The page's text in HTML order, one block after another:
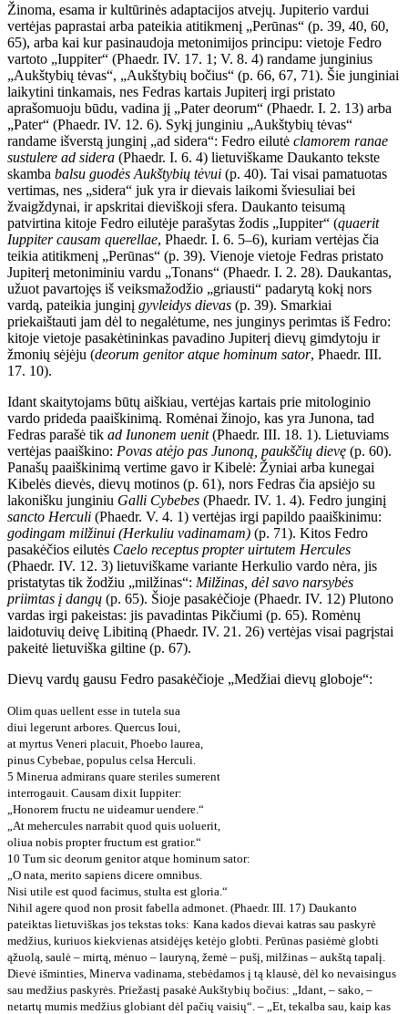
Žinoma, esama ir kultūrinės adaptacijos atvejų. Jupiterio vardui
vertėjas paprastai arba pateikia atitikmenį „Perūnas“ (p. 39, 40, 60,
65), arba kai kur pasinaudoja metonimijos principu: vietoje Fedro
vartoto „Iuppiter“ (Phaedr. IV. 17. 1; V. 8. 4) randame junginius
„Aukštybių tėvas“, „Aukštybių bočius“ (p. 66, 67, 71). Šie junginiai
laikytini tinkamais, nes Fedras kartais Jupiterį irgi pristato
aprašomuoju būdu, vadina jį „Pater deorum“ (Phaedr. I. 2. 13) arba
„Pater“ (Phaedr. IV. 12. 6). Sykį junginiu „Aukštybių tėvas“
randame išverstą junginį „ad sidera“: Fedro eilutė clamorem ranae
sustulere ad sidera (Phaedr. I. 6. 4) lietuviškame Daukanto tekste
skamba balsu guodės Aukštybių tėvui (p. 40). Tai visai pamatuotas
vertimas, nes „sidera“ juk yra ir dievais laikomi šviesuliai bei
žvaigždynai, ir apskritai dieviškoji sfera. Daukanto teisumą
patvirtina kitoje Fedro eilutėje parašytas žodis „Iuppiter“ (quaerit
Iuppiter causam querellae, Phaedr. I. 6. 5–6), kuriam vertėjas čia
teikia atitikmenį „Perūnas“ (p. 39). Vienoje vietoje Fedras pristato
Jupiterį metoniminiu vardu „Tonans“ (Phaedr. I. 2. 28). Daukantas,
užuot pavartojęs iš veiksmažodžio „griausti“ padarytą kokį nors
vardą, pateikia junginį gyvleidys dievas (p. 39). Smarkiai
priekaištauti jam dėl to negalėtume, nes junginys perimtas iš Fedro:
kitoje vietoje pasakėtininkas pavadino Jupiterį dievų gimdytoju ir
žmonių sėjėju (deorum genitor atque hominum sator, Phaedr. III.
17. 10).
Idant skaitytojams būtų aiškiau, vertėjas kartais prie mitologinio
vardo prideda paaiškinimą. Romėnai žinojo, kas yra Junona, tad
Fedras parašė tik ad Iunonem uenit(Phaedr. III. 18. 1). Lietuviams
vertėjas paaiškino: Povas atėjo pas Junoną, paukščių dievę (p. 60).
Panašų paaiškinimą vertime gavo ir Kibelė: Žyniai arba kunegai
Kibelės dievės, dievų motinos (p. 61), nors Fedras čia apsiėjo su
lakonišku junginiu Galli Cybebes (Phaedr. IV. 1. 4). Fedro junginį
sancto Herculi (Phaedr. V. 4. 1) vertėjas irgi papildo paaiškinimu:
godingam milžinui (Herkuliu vadinamam) (p. 71). Kitos Fedro
pasakėčios eilutės Caelo receptus propter uirtutem Hercules
(Phaedr. IV. 12. 3) lietuviškame variante Herkulio vardo nėra, jis
pristatytas tik žodžiu „milžinas“: Milžinas, dėl savo narsybės
priimtas į dangų (p. 65). Šioje pasakėčioje (Phaedr. IV. 12) Plutono
vardas irgi pakeistas: jis pavadintas Pikčiumi (p. 65). Romėnų
laidotuvių deivę Libitiną (Phaedr. IV. 21. 26) vertėjas visai pagrįstai
pakeitė lietuviška giltine (p. 67).
Dievų vardų gausu Fedro pasakėčioje „Medžiai dievų globoje“:
Olim quas uellent esse in tutela sua
diui legerunt arbores. Quercus Ioui,
at myrtus Veneri placuit, Phoebo laurea,
pinus Cybebae, populus celsa Herculi.
5 Minerua admirans quare steriles sumerent
interrogauit. Causam dixit Iuppiter:
„Honorem fructu ne uideamur uendere.“
„At mehercules narrabit quod quis uoluerit,
oliua nobis propter fructum est gratior.“
10 Tum sic deorum genitor atque hominum sator:
„O nata, merito sapiens dicere omnibus.
Nisi utile est quod facimus, stulta est gloria.“
Nihil agere quod non prosit fabella admonet. (Phaedr. III. 17) Daukanto
pateiktas lietuviškas jos tekstas toks: Kana kados dievai katras sau paskyrė
medžius, kuriuos kiekvienas atsidėjęs ketėjo globti. Perūnas pasiėmė globti
ąžuolą, saulė – mirtą, mėnuo – lauryną, žemė – pušį, milžinas – aukštą tapalį.
Dievė išminties, Minerva vadinama, stebėdamos į tą klausė, dėl ko nevaisingus
sau medžius paskyrės. Priežastį pasakė Aukštybių bočius: „Idant, – sako, –
netartų mumis medžius globiant dėl pačių vaisių“. – „Et, tekalba sau, kaip kas